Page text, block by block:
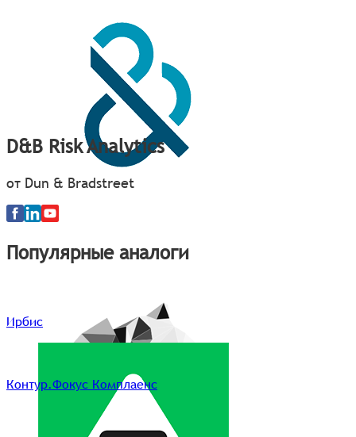
D&B Risk Analytics
от Dun & Bradstreet
Популярные аналоги
Ирбис
Контур.Фокус Комплаенс